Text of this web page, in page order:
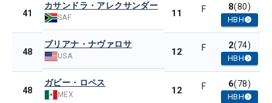
41
カサンドラ・アレクサンダー
SAF 11 F 8(80)
HBH
48
ブリアナ・ナヴァロサ
USA 12 F 2(74)
HBH
48
ガビー・ロペス
MEX 12 F 6(78)
HBH